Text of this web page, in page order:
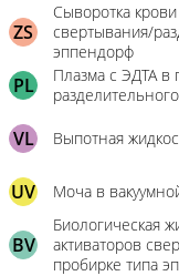
ZS
Сыворотка
свертывания/
эппендорф
PL
Плазма с ЭДТА в
VL Выпотная
UV Моча в
BV
Биологическая
активаторов
пробирке типа